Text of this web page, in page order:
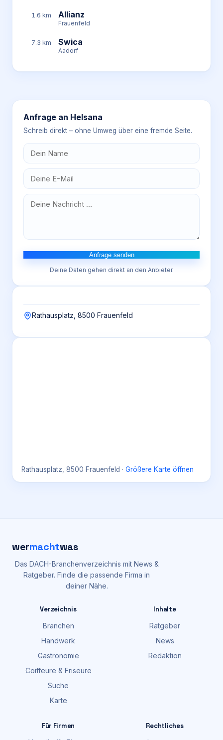
1.6 km Allianz
Frauenfeld
7.3 km Swica
Aadorf
Anfrage an Helsana
Schreib direkt – ohne Umweg über eine fremde Seite.
Anfrage senden
Deine Daten gehen direkt an den Anbieter.
Rathausplatz, 8500 Frauenfeld
Rathausplatz, 8500 Frauenfeld · Größere Karte öffnen
wermachtwas
Das DACH-Branchenverzeichnis mit News &
Ratgeber. Finde die passende Firma in
deiner Nähe.
Verzeichnis
Branchen
Handwerk
Gastronomie
Coiffeure & Friseure
Suche
Karte
Inhalte
Ratgeber
News
Redaktion
Für Firmen
Rechtliches